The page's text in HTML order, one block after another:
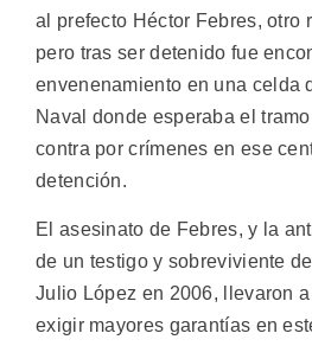
al prefecto Héctor Febres, otro
pero tras ser detenido fue
envenenamiento en una celda
Naval donde esperaba el
contra por crímenes en ese
detención.
El asesinato de Febres, y la
de un testigo y sobreviviente
Julio López en 2006, llevaron
exigir mayores garantías en